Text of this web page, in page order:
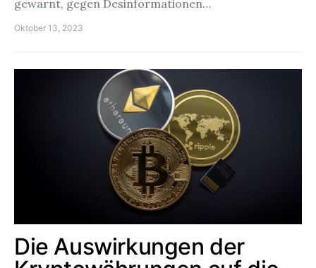
gewarnt, gegen Desinformationen…
Oktober 13, 2023
Die Auswirkungen der